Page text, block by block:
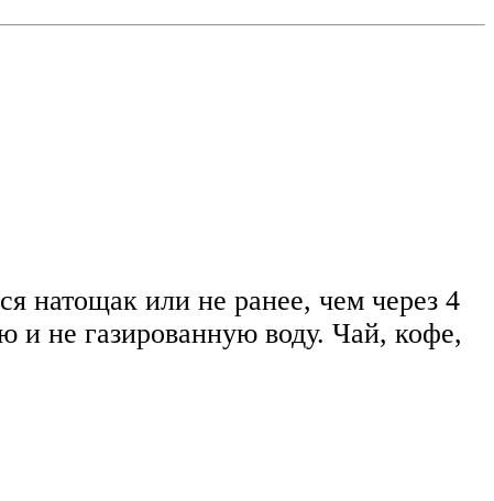
натощак или не ранее, чем через 4
и не газированную воду. Чай, кофе,